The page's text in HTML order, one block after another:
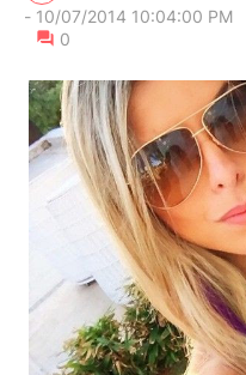
- 10/07/2014 10:04:00 PM
0